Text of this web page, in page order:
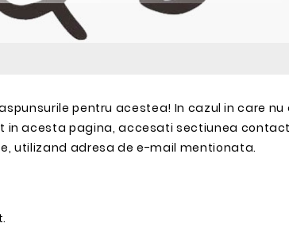
pentru acestea! In cazul in care nu
acesta pagina, accesati sectiunea
utilizand adresa de e-mail mentionata.